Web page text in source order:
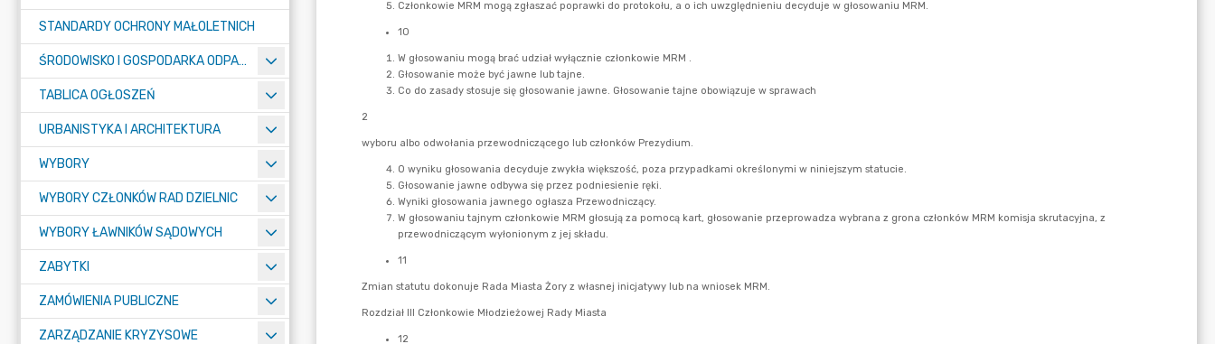
STANDARDY OCHRONY MAŁOLETNICH
ŚRODOWISKO I GOSPODARKA ODPADAMI
TABLICA OGŁOSZEŃ
URBANISTYKA I ARCHITEKTURA
WYBORY
WYBORY CZŁONKÓW RAD DZIELNIC
WYBORY ŁAWNIKÓW SĄDOWYCH
ZABYTKI
ZAMÓWIENIA PUBLICZNE
ZARZĄDZANIE KRYZYSOWE